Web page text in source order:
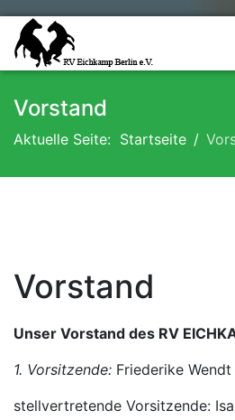
Vorstand
Aktuelle Seite: Startseite
Vorstand
Unser Vorstand des RV
1. Vorsitzende: Friederike Wendt
stellvertretende Vorsitzende: